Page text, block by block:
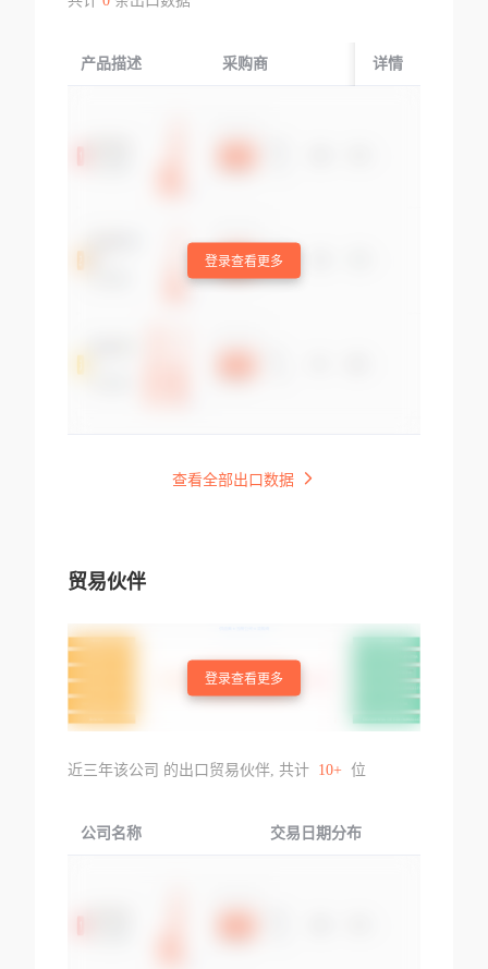
产品描述 采购商 起运国/地区
详情
登录查看更多
查看全部出口数据
贸易伙伴
登录查看更多
近三年该公司 的出口贸易伙伴, 共计 10+ 位
公司名称 交易日期分布